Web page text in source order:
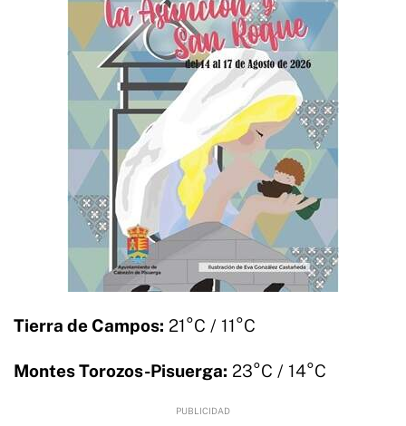
Tierra de Campos: 21°C / 11°C
Montes Torozos-Pisuerga: 23°C / 14°C